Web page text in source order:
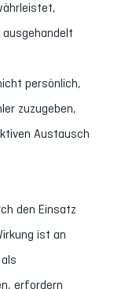
persönlich,
zuzugeben,
Austausch
den Einsatz
ist an
erfordern